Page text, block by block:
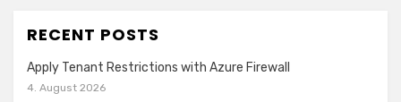
RECENT POSTS
Apply Tenant Restrictions with Azure Firewall
4. August 2026